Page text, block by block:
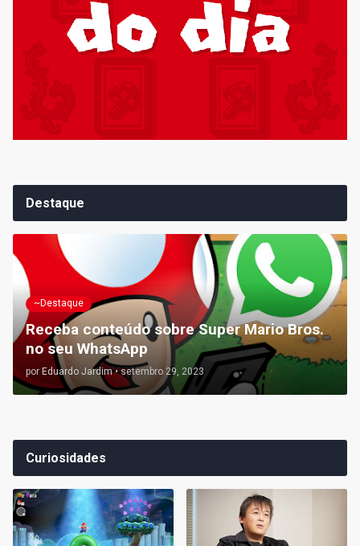
Destaque
~Destaque
Receba conteúdo sobre Super Mario Bros.
no seu WhatsApp
por Eduardo Jardim • setembro 29, 2023
Curiosidades